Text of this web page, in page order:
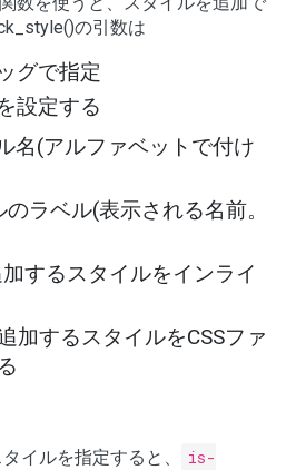
の引数は
グで指定
設定する
名(アルファベットで付け
ラベル(表示される名前。
するスタイルをインライ
加するスタイルをCSSファ
イルを指定すると、
is-